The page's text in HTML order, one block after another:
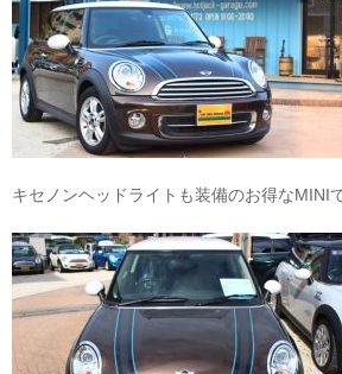
キセノンヘッドライトも装備のお得なMINI